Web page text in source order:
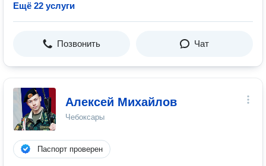
Ещё 22 услуги
Позвонить Чат
Алексей Михайлов
Чебоксары
Паспорт проверен